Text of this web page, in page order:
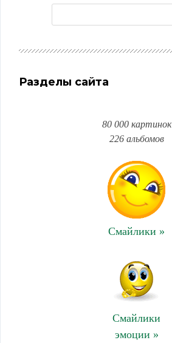
Разделы сайта
80 000 картинок
226 альбомов
Смайлики »
Смайлики
эмоции »